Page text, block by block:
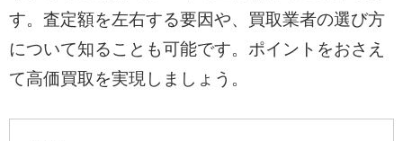
す。査定額を左右する要因や、買取業者の選び方
について知ることも可能です。ポイントをおさえ
て高価買取を実現しましょう。